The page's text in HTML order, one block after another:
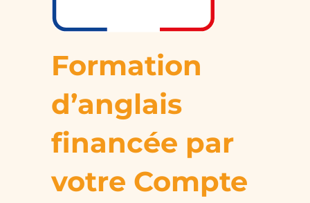
Formation
d’anglais
financée par
votre Compte